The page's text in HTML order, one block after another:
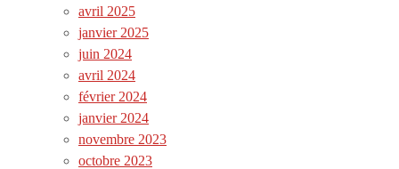
avril 2025
janvier 2025
juin 2024
avril 2024
février 2024
janvier 2024
novembre 2023
octobre 2023